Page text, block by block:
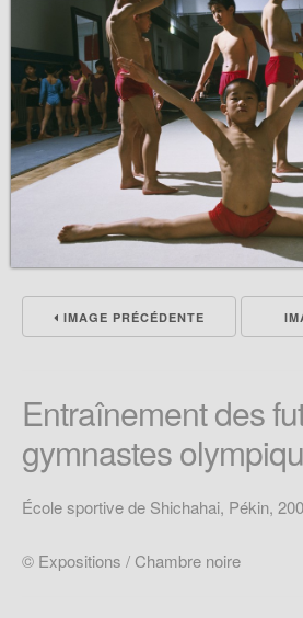
IMAGE PRÉCÉDENTE
Entraînement des
gymnastes
École sportive de Shichahai, Pékin,
© Expositions / Chambre noire